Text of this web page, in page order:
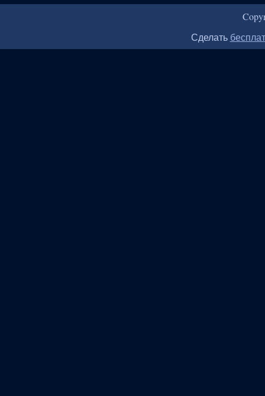
Сделать